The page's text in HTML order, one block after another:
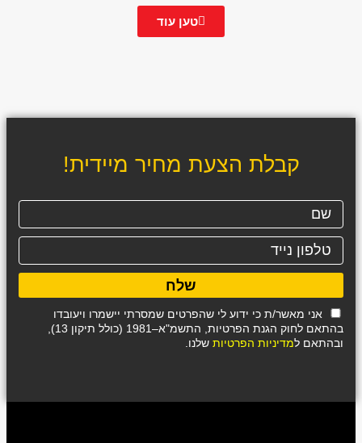
טען עוד
קבלת הצעת מחיר מיידית!
אני מאשר/ת כי ידוע לי שהפרטים שמסרתי יישמרו ויעובדו
בהתאם לחוק הגנת הפרטיות, התשמ"א–1981 (כולל תיקון 13),
ובהתאם למדיניות הפרטיות שלנו.
שלח